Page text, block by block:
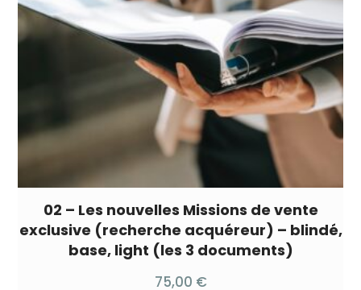
02 – Les nouvelles Missions de vente
exclusive (recherche acquéreur) – blindé,
base, light (les 3 documents)
75,00 €